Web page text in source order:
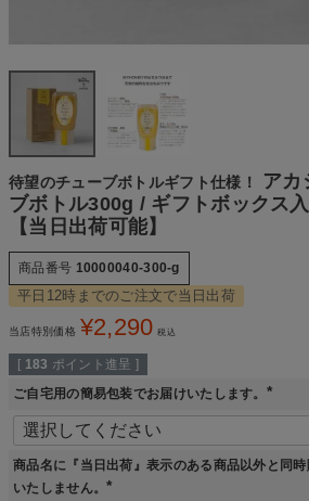
待望のチューブボトルギフト仕様！
アカ
ブボトル300g / ギフトボックス
【当日出荷可能】
商品番号 10000040-300-g
平日12時までのご注文で当日出荷
当店特別価格 ¥2,290 税込
[ 183 ポイント進呈 ]
ご自宅用の簡易包装でお届けいたします。
必
)
商品名に『当日出荷』表示のある商品以外と同
いたしません。